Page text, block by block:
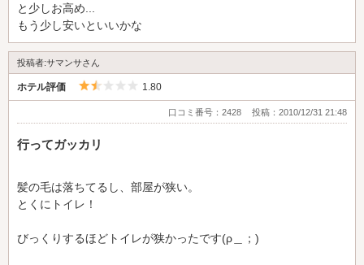
と少しお高め...
もう少し安いといいかな
投稿者:サマンサさん
ホテル評価 5つ星のうち1.5
1.80
口コミ番号：2428 投稿：2010/12/31 21:48
行ってガッカリ
髪の毛は落ちてるし、部屋が狭い。
とくにトイレ！
びっくりするほどトイレが狭かったです(ρ＿；)